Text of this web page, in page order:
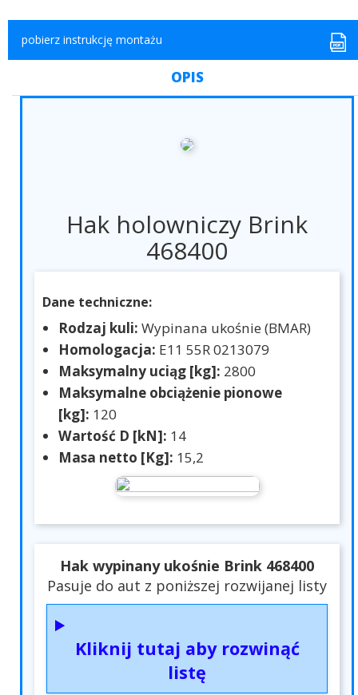
pobierz instrukcję montażu
OPIS
Hak holowniczy Brink
468400
Dane techniczne:
Rodzaj kuli: Wypinana ukośnie (BMAR)
Homologacja: E11 55R 0213079
Maksymalny uciąg [kg]: 2800
Maksymalne obciążenie pionowe
[kg]: 120
Wartość D [kN]: 14
Masa netto [Kg]: 15,2
Hak wypinany ukośnie Brink 468400
Pasuje do aut z poniższej rozwijanej listy
Kliknij tutaj aby rozwinąć
listę